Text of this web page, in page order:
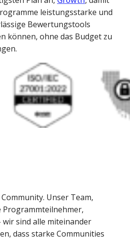
leistungsstarke und
Bewertungstools
können, ohne das Budget zu
Unser Team,
Programmteilnehmer,
wir sind alle miteinander
dass starke Communities